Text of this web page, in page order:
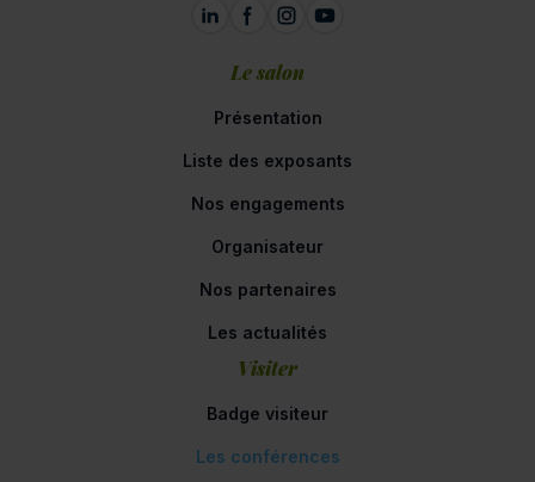
Le salon
Présentation
Liste des exposants
Nos engagements
Organisateur
Nos partenaires
Les actualités
Visiter
Badge visiteur
Les conférences